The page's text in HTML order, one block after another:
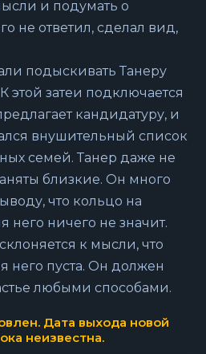
и подумать о
не ответил, сделал вид,
подыскивать Танеру
этой затеи подключается
кандидатуру, и
внушительный список
семей. Танер даже не
близкие. Он много
что кольцо на
ничего не значит.
к мысли, что
него пуста. Он должен
любыми способами.
Дата выхода новой
неизвестна.